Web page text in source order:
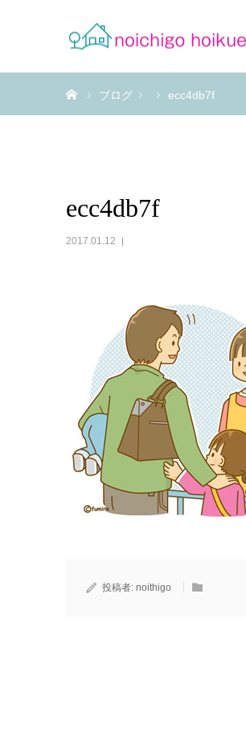
ブログ ecc4db7f
ecc4db7f
2017.01.12
投稿者: noithigo